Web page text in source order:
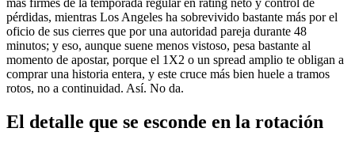
pérdidas, mientras Los Angeles ha sobrevivido bastante más por el
oficio de sus cierres que por una autoridad pareja durante 48
minutos; y eso, aunque suene menos vistoso, pesa bastante al
momento de apostar, porque el 1X2 o un spread amplio te obligan a
comprar una historia entera, y este cruce más bien huele a tramos
rotos, no a continuidad. Así. No da.
El detalle que se esconde en la rotación